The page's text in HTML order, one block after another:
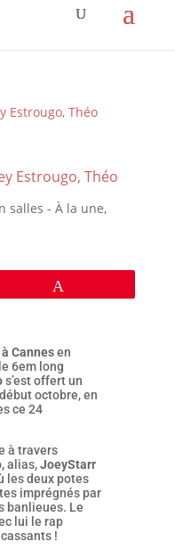
Estrougo, Théo
salles - À la une,
Cannesen
6em long
s’est offert un
octobre, en
ce 24
à travers
alias,JoeyStarr
les deux potes
imprégnés par
banlieues. Le
lui le rap
!